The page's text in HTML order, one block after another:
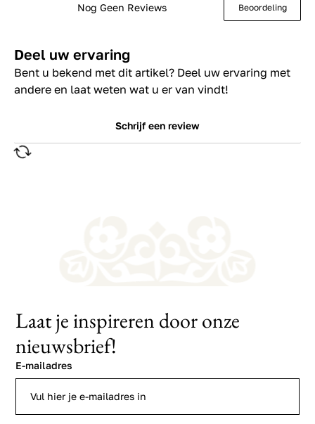
Nog Geen Reviews Beoordeling
Deel uw ervaring
Bent u bekend met dit artikel? Deel uw ervaring met
andere en laat weten wat u er van vindt!
Schrijf een review
Laat je inspireren door onze
nieuwsbrief!
E-mailadres